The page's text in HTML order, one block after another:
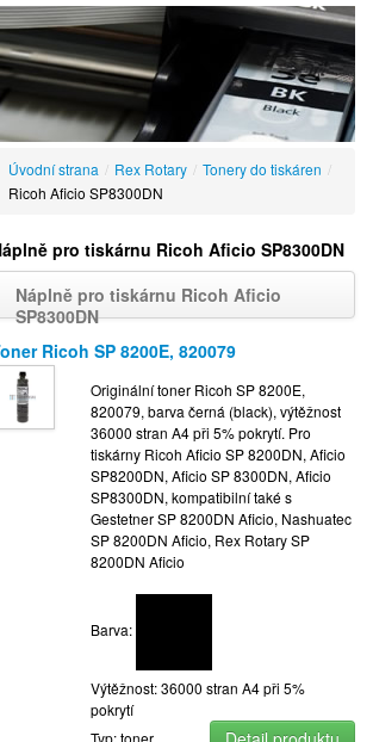
Úvodní strana / Rex Rotary / Tonery do tiskáren /
Ricoh Aficio SP8300DN
pro tiskárnu Ricoh Aficio SP8300DN
Náplně pro tiskárnu Ricoh Aficio
SP8300DN
Ricoh SP 8200E, 820079
Originální toner Ricoh SP 8200E,
820079, barva černá (black), výtěžnost
36000 stran A4 při 5% pokrytí. Pro
tiskárny Ricoh Aficio SP 8200DN, Aficio
SP8200DN, Aficio SP 8300DN, Aficio
SP8300DN, kompatibilní také s
Gestetner SP 8200DN Aficio, Nashuatec
SP 8200DN Aficio, Rex Rotary SP
8200DN Aficio
Barva:
Výtěžnost: 36000 stran A4 při 5%
pokrytí